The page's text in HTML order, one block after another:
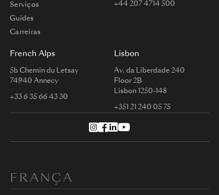
Serviços
Guides
Carreiras
+44 207 4714 500
French Alps
5b Chemin du Letsay
74940 Annecy
+33 6 35 66 43 30
Lisbon
Av. da Liberdade 240
Floor 2B
Lisbon 1250-148
+351 21 240 05 75
FRANÇA